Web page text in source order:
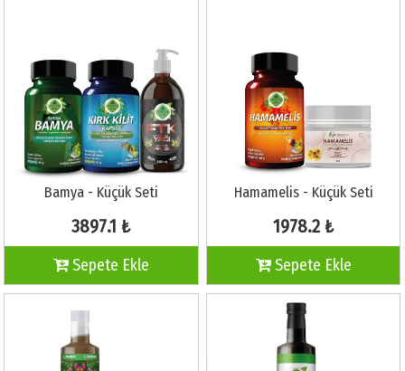
Bamya - Küçük Seti
3897.1 ₺
Sepete Ekle
Hamamelis - Küçük Seti
1978.2 ₺
Sepete Ekle